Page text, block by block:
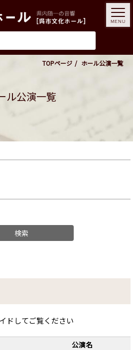
TOPページ ホール公演一覧
ル公演一覧
ドしてご覧ください
公演名
MENU